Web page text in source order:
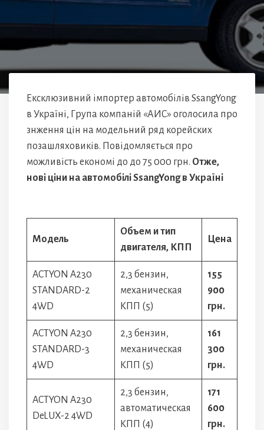
Ексклюзивний імпортер автомобілів SsangYong
в Україні, Група компаній «АИС» оголосила про
знження цін на модельний ряд корейских
позашляховиків. Повідомляється про
можливість економі до до 75 000 грн. Отже,
нові ціни на автомобілі SsangYong в Україні
Модель
Объем и тип
двигателя, КПП
Цена
ACTYON A230
STANDARD-2
4WD
2,3 бензин,
механическая
КПП (5)
155
900
грн.
ACTYON A230
STANDARD-3
4WD
2,3 бензин,
механическая
КПП (5)
161
300
грн.
ACTYON A230
DeLUX-2 4WD
2,3 бензин,
автоматическая
КПП (4)
171
600
грн.